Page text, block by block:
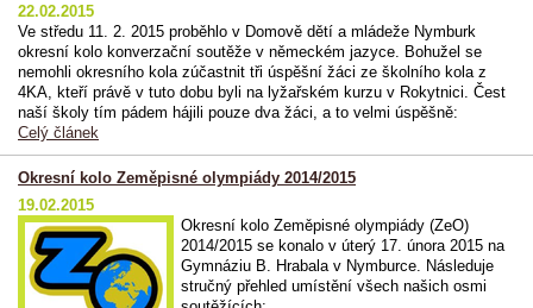
22.02.2015
Ve středu 11. 2. 2015 proběhlo v Domově dětí a mládeže Nymburk
okresní kolo konverzační soutěže v německém jazyce. Bohužel se
nemohli okresního kola zúčastnit tři úspěšní žáci ze školního kola z
4KA, kteří právě v tuto dobu byli na lyžařském kurzu v Rokytnici. Čest
naší školy tím pádem hájili pouze dva žáci, a to velmi úspěšně:
Celý článek
Okresní kolo Zeměpisné olympiády 2014/2015
19.02.2015
Okresní kolo Zeměpisné olympiády (ZeO)
2014/2015 se konalo v úterý 17. února 2015 na
Gymnáziu B. Hrabala v Nymburce. Následuje
stručný přehled umístění všech našich osmi